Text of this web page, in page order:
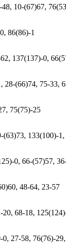
10-(67)67,
86(86)-1
137(137)-0,
28-(66)74, 75-33,
75(75)-25
(63)73, 133(100)-
0, 66-(57)57,
48-64, 23-57
68-18,
27-58, 76(76)-